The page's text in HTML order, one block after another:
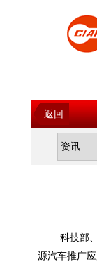
返回
科技部、
源汽车推广